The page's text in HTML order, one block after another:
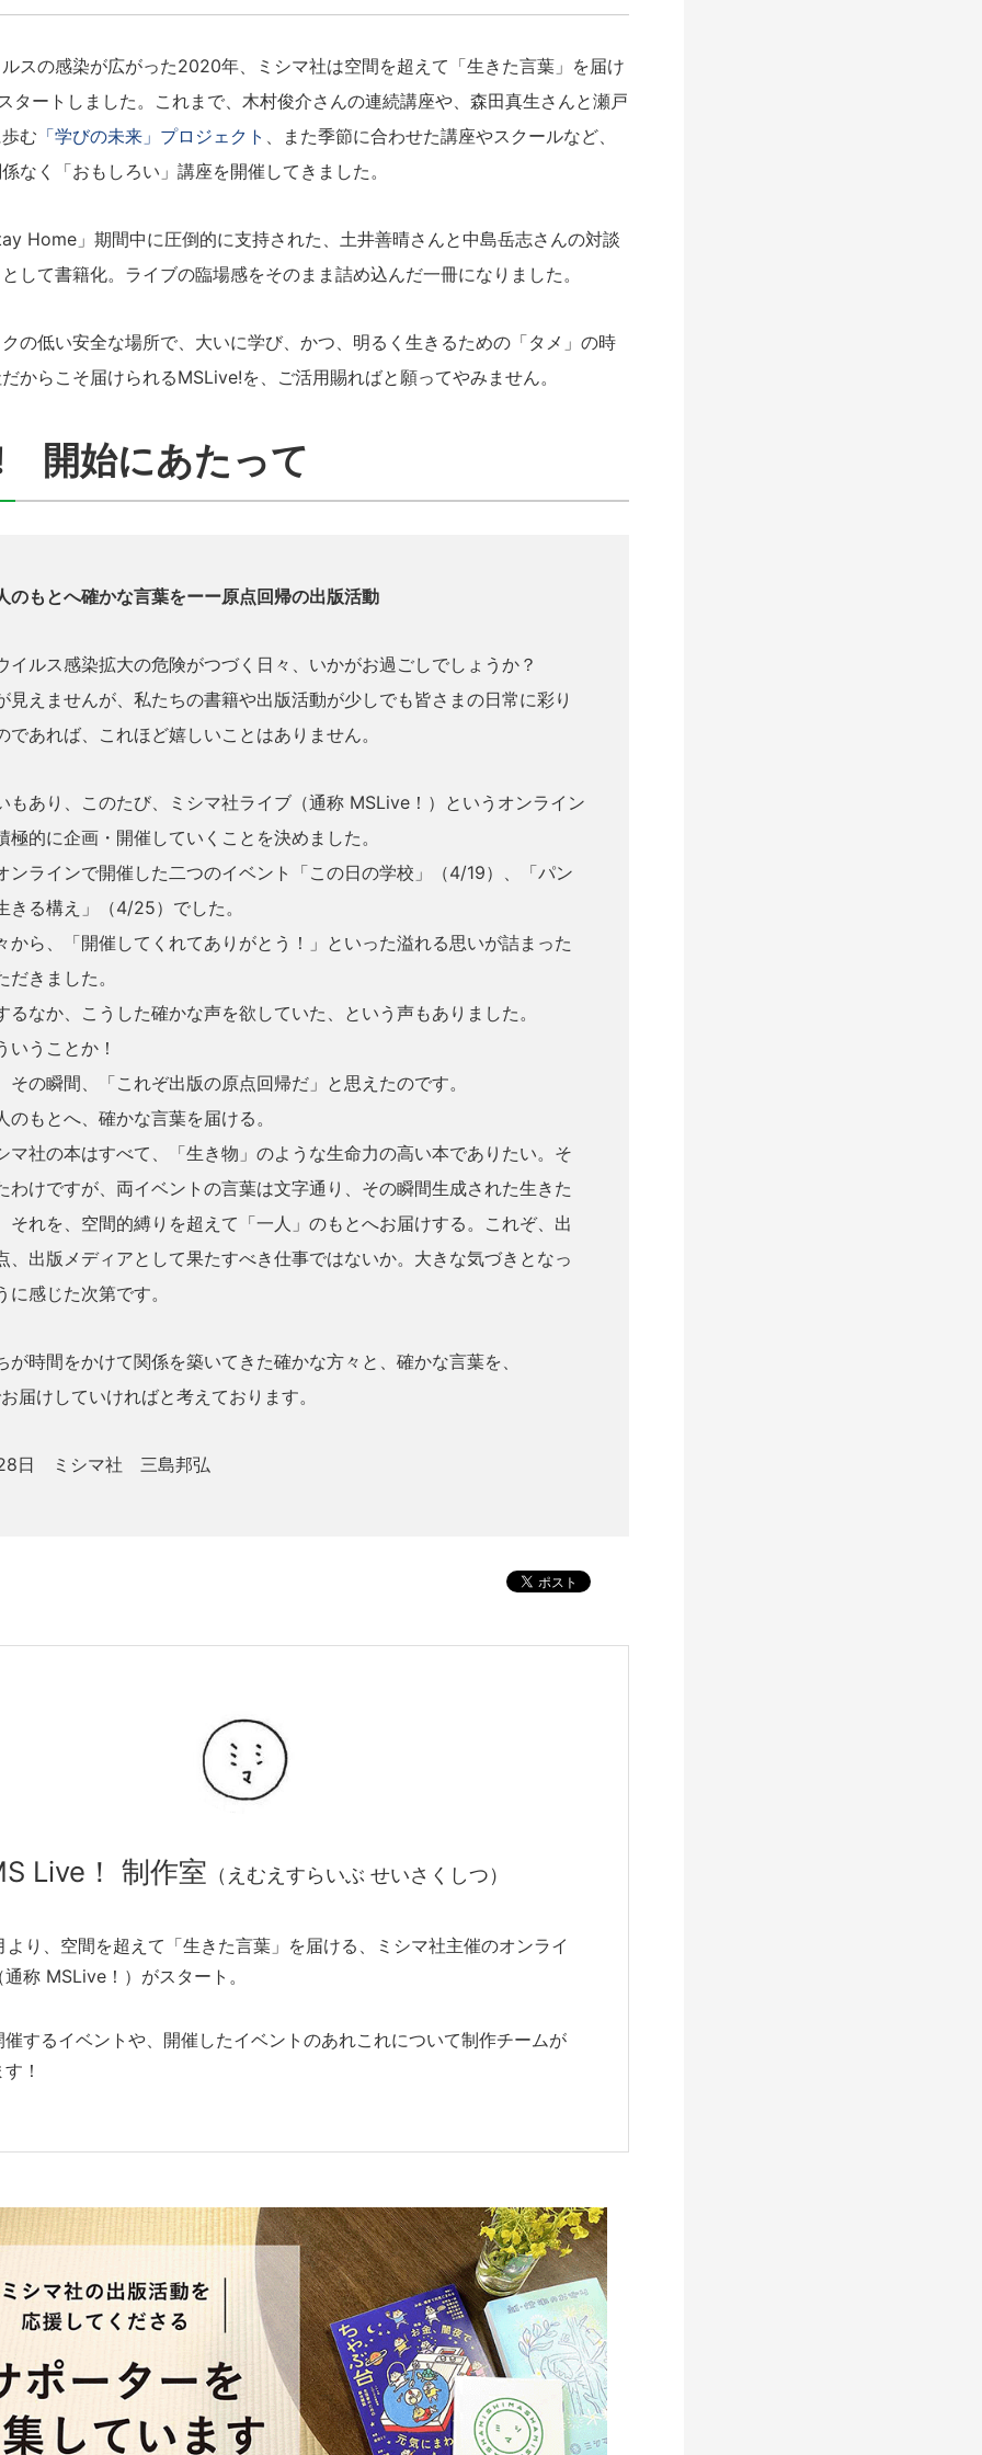
の感染が広がった2020年、ミシマ社は空間を超えて「生きた言葉」を届け
タートしました。これまで、木村俊介さんの連続講座や、森田真生さんと瀬戸
む 「学びの未来」プロジェクト 、また季節に合わせた講座やスクールなど、
なく「おもしろい」講座を開催してきました。
Home」期間中に圧倒的に支持された、土井善晴さんと中島岳志さんの対談
として書籍化。ライブの臨場感をそのまま詰め込んだ一冊になりました。
の低い安全な場所で、大いに学び、かつ、明るく生きるための「タメ」の時
からこそ届けられるMSLive!を、ご活用賜ればと願ってやみません。
開始にあたって
のもとへ確かな言葉をーー原点回帰の出版活動
イルス感染拡大の危険がつづく日々、いかがお過ごしでしょうか？
見えませんが、私たちの書籍や出版活動が少しでも皆さまの日常に彩り
であれば、これほど嬉しいことはありません。
もあり、このたび、ミシマ社ライブ（通称 MSLive！）というオンライン
極的に企画・開催していくことを決めました。
ンラインで開催した二つのイベント「この日の学校」（4/19）、「パン
きる構え」（4/25）でした。
から、「開催してくれてありがとう！」といった溢れる思いが詰まった
きました。
るなか、こうした確かな声を欲していた、という声もありました。
いうことか！
その瞬間、「これぞ出版の原点回帰だ」と思えたのです。
のもとへ、確かな言葉を届ける。
マ社の本はすべて、「生き物」のような生命力の高い本でありたい。そ
わけですが、両イベントの言葉は文字通り、その瞬間生成された生きた
それを、空間的縛りを超えて「一人」のもとへお届けする。これぞ、出
、出版メディアとして果たすべき仕事ではないか。大きな気づきとなっ
に感じた次第です。
が時間をかけて関係を築いてきた確かな方々と、確かな言葉を、
届けしていければと考えております。
日 ミシマ社 三島邦弘
Live！ 制作室 （えむえすらいぶ せいさくしつ）
り、空間を超えて「生きた言葉」を届ける、ミシマ社主催のオンライ
称 MSLive！）がスタート。
催するイベントや、開催したイベントのあれこれについて制作チームが
！